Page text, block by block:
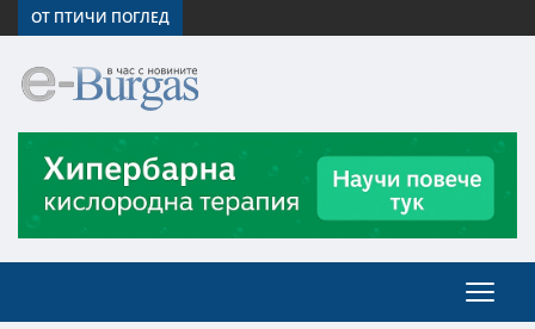
ОТ ПТИЧИ ПОГЛЕД